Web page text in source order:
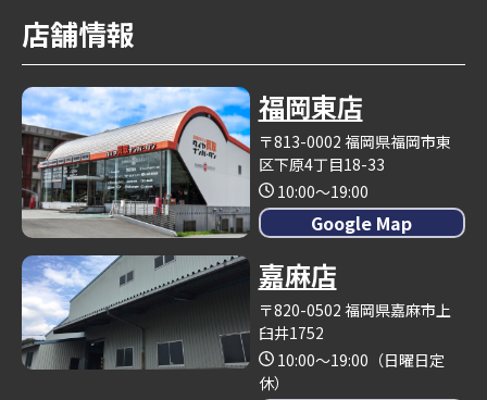
店舗情報
福岡東店
〒813-0002 福岡県福岡市東
区下原4丁目18-33
10:00～19:00
Google Map
嘉麻店
〒820-0502 福岡県嘉麻市上
臼井1752
10:00～19:00（日曜日定
休）